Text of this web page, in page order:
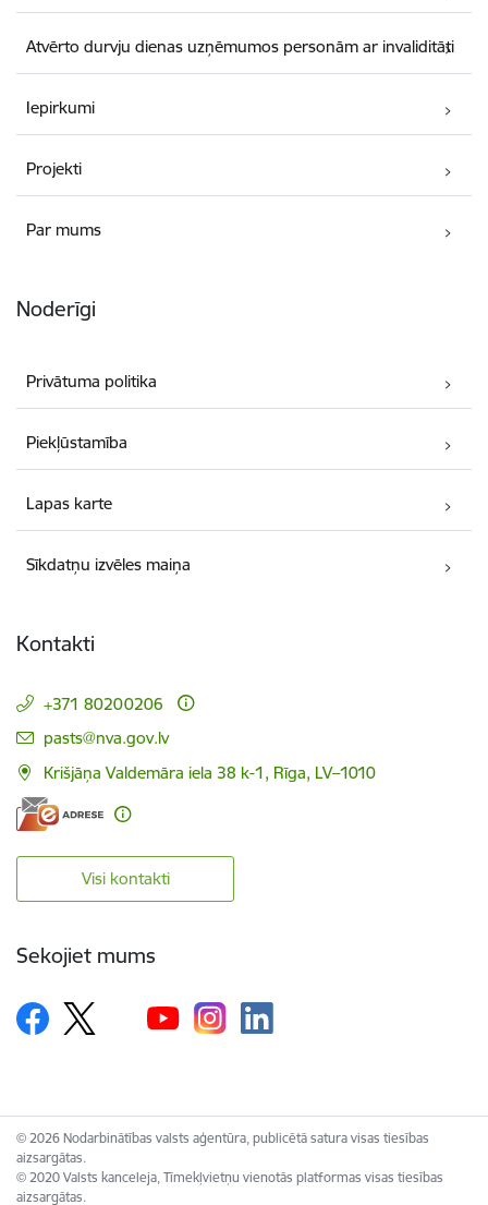
Atvērto durvju dienas uzņēmumos personām ar invaliditāti
Iepirkumi
Projekti
Par mums
Noderīgi
Privātuma politika
Piekļūstamība
Lapas karte
Sīkdatņu izvēles maiņa
Kontakti
+371 80200206
E-pasts:
pasts@nva.gov.lv
Krišjāņa Valdemāra iela 38 k-1, Rīga, LV–1010
Visi kontakti
Sekojiet mums
© 2026 Nodarbinātības valsts aģentūra, publicētā satura visas tiesības
aizsargātas.
© 2020 Valsts kanceleja, Tīmekļvietņu vienotās platformas visas tiesības
aizsargātas.